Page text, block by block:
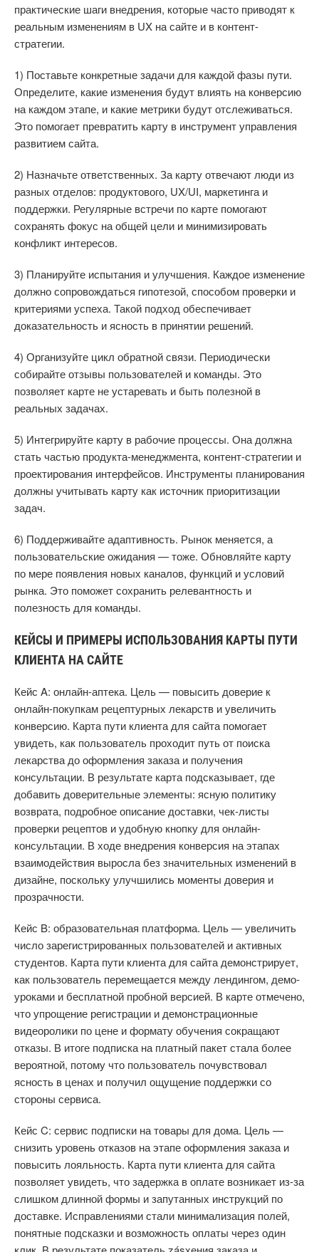
практические шаги внедрения, которые часто приводят к
реальным изменениям в UX на сайте и в контент-
стратегии.
1) Поставьте конкретные задачи для каждой фазы пути.
Определите, какие изменения будут влиять на конверсию
на каждом этапе, и какие метрики будут отслеживаться.
Это помогает превратить карту в инструмент управления
развитием сайта.
2) Назначьте ответственных. За карту отвечают люди из
разных отделов: продуктового, UX/UI, маркетинга и
поддержки. Регулярные встречи по карте помогают
сохранять фокус на общей цели и минимизировать
конфликт интересов.
3) Планируйте испытания и улучшения. Каждое изменение
должно сопровождаться гипотезой, способом проверки и
критериями успеха. Такой подход обеспечивает
доказательность и ясность в принятии решений.
4) Организуйте цикл обратной связи. Периодически
собирайте отзывы пользователей и команды. Это
позволяет карте не устаревать и быть полезной в
реальных задачах.
5) Интегрируйте карту в рабочие процессы. Она должна
стать частью продукта-менеджмента, контент-стратегии и
проектирования интерфейсов. Инструменты планирования
должны учитывать карту как источник приоритизации
задач.
6) Поддерживайте адаптивность. Рынок меняется, а
пользовательские ожидания — тоже. Обновляйте карту
по мере появления новых каналов, функций и условий
рынка. Это поможет сохранить релевантность и
полезность для команды.
КЕЙСЫ И ПРИМЕРЫ ИСПОЛЬЗОВАНИЯ КАРТЫ ПУТИ
КЛИЕНТА НА САЙТЕ
Кейс A: онлайн-аптека. Цель — повысить доверие к
онлайн-покупкам рецептурных лекарств и увеличить
конверсию. Карта пути клиента для сайта помогает
увидеть, как пользователь проходит путь от поиска
лекарства до оформления заказа и получения
консультации. В результате карта подсказывает, где
добавить доверительные элементы: ясную политику
возврата, подробное описание доставки, чек-листы
проверки рецептов и удобную кнопку для онлайн-
консультации. В ходе внедрения конверсия на этапах
взаимодействия выросла без значительных изменений в
дизайне, поскольку улучшились моменты доверия и
прозрачности.
Кейс B: образовательная платформа. Цель — увеличить
число зарегистрированных пользователей и активных
студентов. Карта пути клиента для сайта демонстрирует,
как пользователь перемещается между лендингом, демо-
уроками и бесплатной пробной версией. В карте отмечено,
что упрощение регистрации и демонстрационные
видеоролики по цене и формату обучения сокращают
отказы. В итоге подписка на платный пакет стала более
вероятной, потому что пользователь почувствовал
ясность в ценах и получил ощущение поддержки со
стороны сервиса.
Кейс C: сервис подписки на товары для дома. Цель —
снизить уровень отказов на этапе оформления заказа и
повысить лояльность. Карта пути клиента для сайта
позволяет увидеть, что задержка в оплате возникает из-за
слишком длинной формы и запутанных инструкций по
доставке. Исправлениями стали минимализация полей,
понятные подсказки и возможность оплаты через один